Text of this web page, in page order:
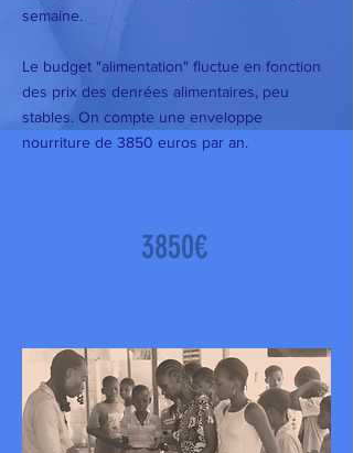
semaine.
Le budget "alimentation" fluctue en fonction
des prix des denrées alimentaires, peu
stables. On compte une enveloppe
nourriture de 3850 euros par an.
3850€